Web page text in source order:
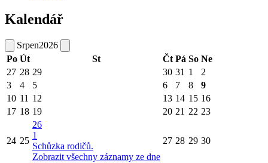
Kalendář
Srpen2026
Po Út St Čt Pá So Ne
27 28 29 30 31 1
2
3
4 5 6 7 8
9
10 11 12 13 14 15 16
17 18 19 20 21 22 23
24 25
26
1
Schůzka rodičů.
Zobrazit všechny záznamy ze dne
27 28 29 30